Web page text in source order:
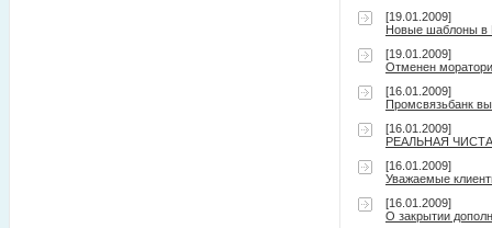
[19.01.2009]
Новые шаблоны в
[19.01.2009]
Отменен
[16.01.2009]
Промсвязьбанк
[16.01.2009]
РЕАЛЬНАЯ
[16.01.2009]
Уважаемые
[16.01.2009]
О закрытии